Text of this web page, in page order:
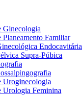
Ginecologia
Planeamento Familiar
Endocavitária
Supra-Púbica
Uroginecologia
Urologia Feminina